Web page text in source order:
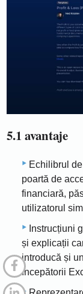
5.1 avantaje
Echilibrul
poartă de
financiară,
utilizatorul
Instrucțiuni
și explicații
introducă și
începătorii